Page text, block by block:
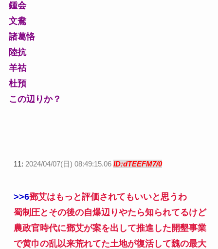
鍾会
文鴦
諸葛恪
陸抗
羊祜
杜預
この辺りか？
11: 2024/04/07(日) 08:49:15.06 ID:dTEEFM7/0
>>6鄧艾はもっと評価されてもいいと思うわ
蜀制圧とその後の自爆辺りやたら知られてるけど
農政官時代に鄧艾が案を出して推進した開墾事業
で黄巾の乱以来荒れてた土地が復活して魏の最大